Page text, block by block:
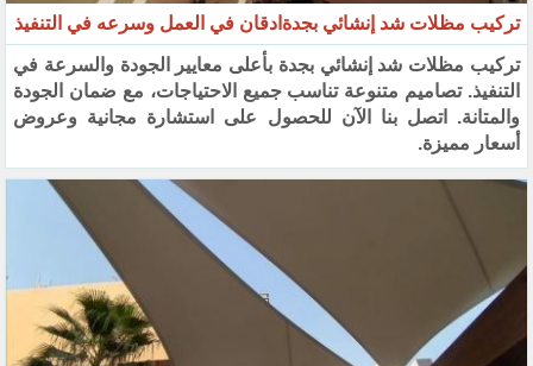
تركيب مظلات شد إنشائي بجدةادقان في العمل وسرعه في التنفيذ
تركيب مظلات شد إنشائي بجدة بأعلى معايير الجودة والسرعة في
التنفيذ. تصاميم متنوعة تناسب جميع الاحتياجات، مع ضمان الجودة
والمتانة. اتصل بنا الآن للحصول على استشارة مجانية وعروض
أسعار مميزة.